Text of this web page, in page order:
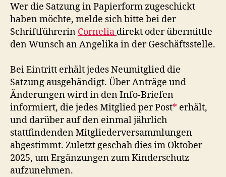
Wer die Satzung in Papierform zugeschickt
haben möchte, melde sich bitte bei der
Schriftführerin Cornelia direkt oder übermittle
den Wunsch an Angelika in der Geschäftsstelle.
Bei Eintritt erhält jedes Neumitglied die
Satzung ausgehändigt. Über Anträge und
Änderungen wird in den Info-Briefen
informiert, die jedes Mitglied per Post* erhält,
und darüber auf den einmal jährlich
stattfindenden Mitgliederversammlungen
abgestimmt. Zuletzt geschah dies im Oktober
2025, um Ergänzungen zum Kinderschutz
aufzunehmen.